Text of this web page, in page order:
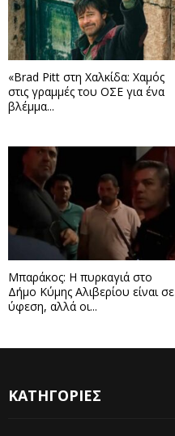
«Brad Pitt στη Χαλκίδα: Χαμός
στις γραμμές του ΟΣΕ για ένα
βλέμμα...
Μπαράκος: Η πυρκαγιά στο
Δήμο Κύμης Αλιβερίου είναι σε
ύφεση, αλλά οι...
ΚΑΤΗΓΟΡΙΕΣ